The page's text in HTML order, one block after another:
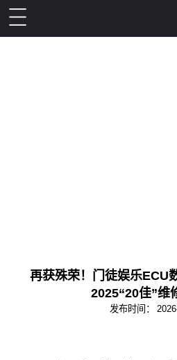
再获殊荣！门徒娱乐ECU
2025“20佳”维
发布时间：